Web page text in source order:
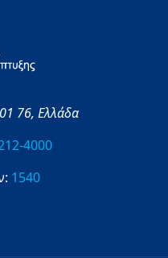
76, Ελλάδα
4000
1540